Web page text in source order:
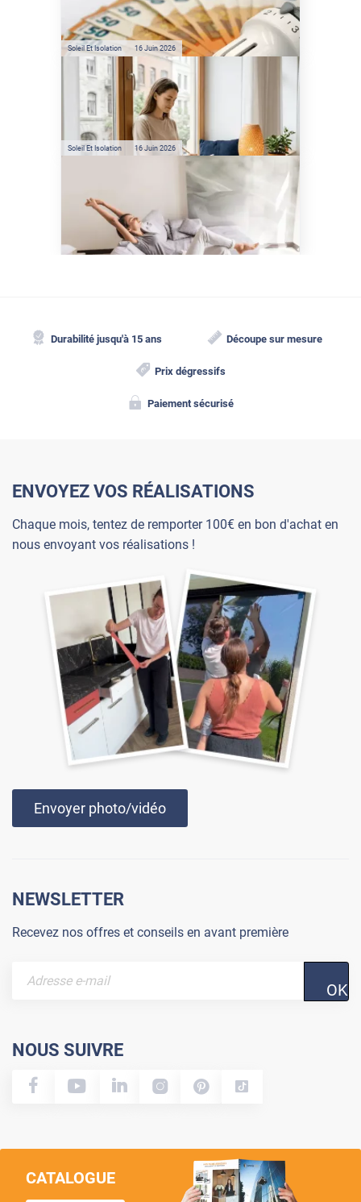
sont les économies d’énergie
réelles ?
Soleil Et Isolation 16 Juin 2026
Préservez votre logement de
la chaleur : les conseils de
Jamy de C'est Pas Sorcier
Soleil Et Isolation 16 Juin 2026
Comment protéger sa
maison de la chaleur sans
climatisation ?
Durabilité jusqu'à 15 ans Découpe sur mesure
Prix dégressifs
Paiement sécurisé
ENVOYEZ VOS RÉALISATIONS
Chaque mois, tentez de remporter 100€ en bon d'achat en
nous envoyant vos réalisations !
Envoyer photo/vidéo
NEWSLETTER
Recevez nos offres et conseils en avant première
OK
NOUS SUIVRE
CATALOGUE